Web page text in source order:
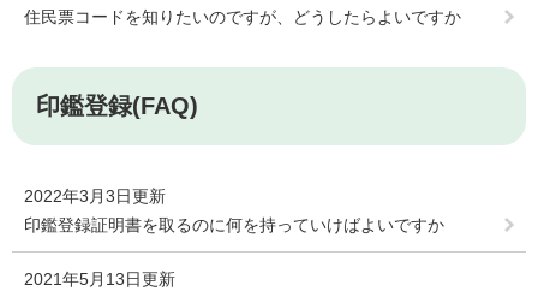
住民票コードを知りたいのですが、どうしたらよいですか
印鑑登録(FAQ)
2022年3月3日更新
印鑑登録証明書を取るのに何を持っていけばよいですか
2021年5月13日更新